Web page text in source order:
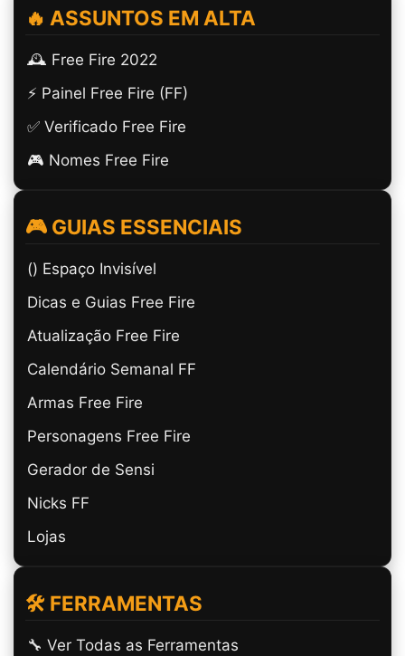
🔥 ASSUNTOS EM ALTA
🕰️ Free Fire 2022
⚡ Painel Free Fire (FF)
✅ Verificado Free Fire
🎮 Nomes Free Fire
🎮 GUIAS ESSENCIAIS
(ㅤ) Espaço Invisível
Dicas e Guias Free Fire
Atualização Free Fire
Calendário Semanal FF
Armas Free Fire
Personagens Free Fire
Gerador de Sensi
Nicks FF
Lojas
🛠️ FERRAMENTAS
🔧 Ver Todas as Ferramentas